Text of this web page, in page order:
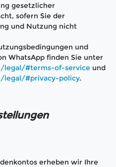
gesetzlicher
sofern Sie der
und Nutzung nicht
und
WhatsApp finden Sie unter
legal/#terms-of-service und
legal/#privacy-policy.
erheben wir Ihre